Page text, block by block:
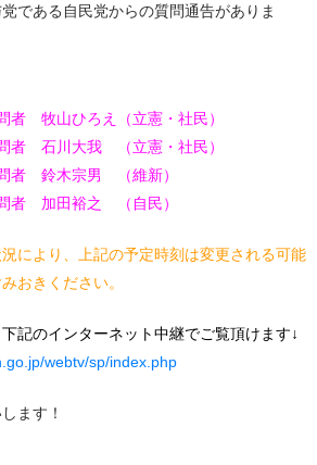
である自民党からの質問通告がありま
牧山ひろえ（立憲・社民）
石川大我 （立憲・社民）
者 鈴木宗男 （維新）
者 加田裕之 （自民）
により、上記の予定時刻は変更される可能
おきください。
記のインターネット中継でご覧頂けます↓
webtv/sp/index.php
ます！